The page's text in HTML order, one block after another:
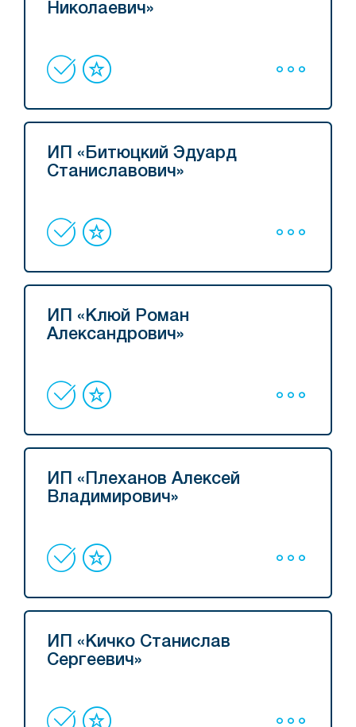
Николаевич»
ИП «Битюцкий Эдуард
Станиславович»
ИП «Клюй Роман
Александрович»
ИП «Плеханов Алексей
Владимирович»
ИП «Кичко Станислав
Сергеевич»